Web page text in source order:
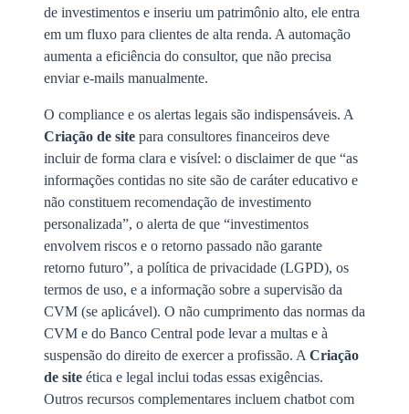
de investimentos e inseriu um patrimônio alto, ele entra
em um fluxo para clientes de alta renda. A automação
aumenta a eficiência do consultor, que não precisa
enviar e-mails manualmente.
O compliance e os alertas legais são indispensáveis. A
Criação de site para consultores financeiros deve
incluir de forma clara e visível: o disclaimer de que “as
informações contidas no site são de caráter educativo e
não constituem recomendação de investimento
personalizada”, o alerta de que “investimentos
envolvem riscos e o retorno passado não garante
retorno futuro”, a política de privacidade (LGPD), os
termos de uso, e a informação sobre a supervisão da
CVM (se aplicável). O não cumprimento das normas da
CVM e do Banco Central pode levar a multas e à
suspensão do direito de exercer a profissão. A Criação
de site ética e legal inclui todas essas exigências.
Outros recursos complementares incluem chatbot com